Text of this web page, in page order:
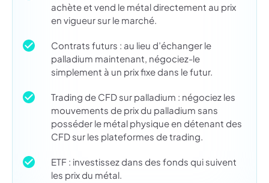
achète et vend le métal directement au prix
en vigueur sur le marché.
Contrats futurs : au lieu d’échanger le
palladium maintenant, négociez-le
simplement à un prix fixe dans le futur.
Trading de CFD sur palladium : négociez les
mouvements de prix du palladium sans
posséder le métal physique en détenant des
CFD sur les plateformes de trading.
ETF : investissez dans des fonds qui suivent
les prix du métal.